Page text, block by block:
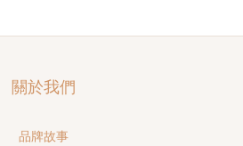
關於我們
品牌故事